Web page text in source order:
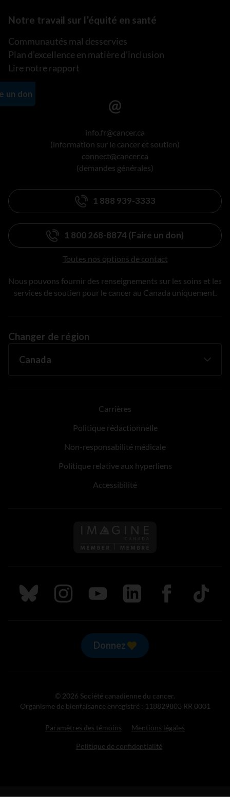
Notre travail sur l’équité en santé
Communautés mal desservies
Plan d’excellence en matière d’inclusion
Lire notre rapport
info.fr@cancer.ca
(information sur le cancer et soutien)
connect@cancer.ca
(demandes générales)
1 888 939-3333
1 800 268-8874 (Faire un don)
Toutes nos options de contact
Nous pouvons fournir des renseignements sur les soins et les
services de soutien pour le cancer au Canada uniquement.
Changer de région
Carrières
Politique rédactionnelle
Non-responsabilité médicale
Politique relative aux hyperliens
Accessibilité
Suivez nous sur Bluesky
Suivez nous sur Instagram
Suivez nous sur Youtube
Suivez nous sur LinkedIn
Suivez nous sur
TikTok
Donnez
© 2026 Société canadienne du cancer.
Organisme de bienfaisance enregistré : 118829803 RR 0001
Paramètres des témoins Mentions légales
Politique de confidentialité